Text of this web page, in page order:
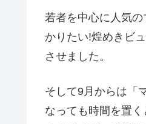
若者を中心に人気
かりたい!煌めきビ
させました。
そして9月からは「
なっても時間を置